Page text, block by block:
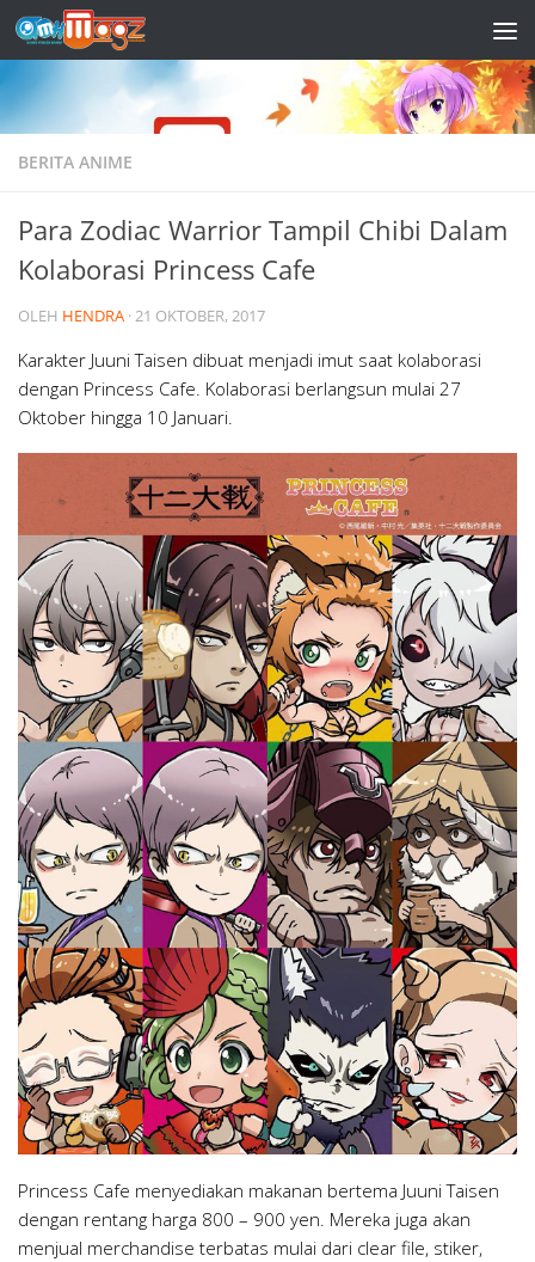
Skip to content
BERITA ANIME
Para Zodiac Warrior Tampil Chibi Dalam
Kolaborasi Princess Cafe
OLEH HENDRA ·21 OKTOBER, 2017
Karakter Juuni Taisen dibuat menjadi imut saat kolaborasi
dengan Princess Cafe. Kolaborasi berlangsun mulai 27
Oktober hingga 10 Januari.
Princess Cafe menyediakan makanan bertema Juuni Taisen
dengan rentang harga 800 – 900 yen. Mereka juga akan
menjual merchandise terbatas mulai dari clear file, stiker,